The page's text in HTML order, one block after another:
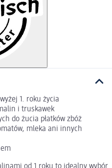
1. roku życia
i truskawek
do żucia płatków zbóż
mleka ani innych
od 1 roku to idealny wybór